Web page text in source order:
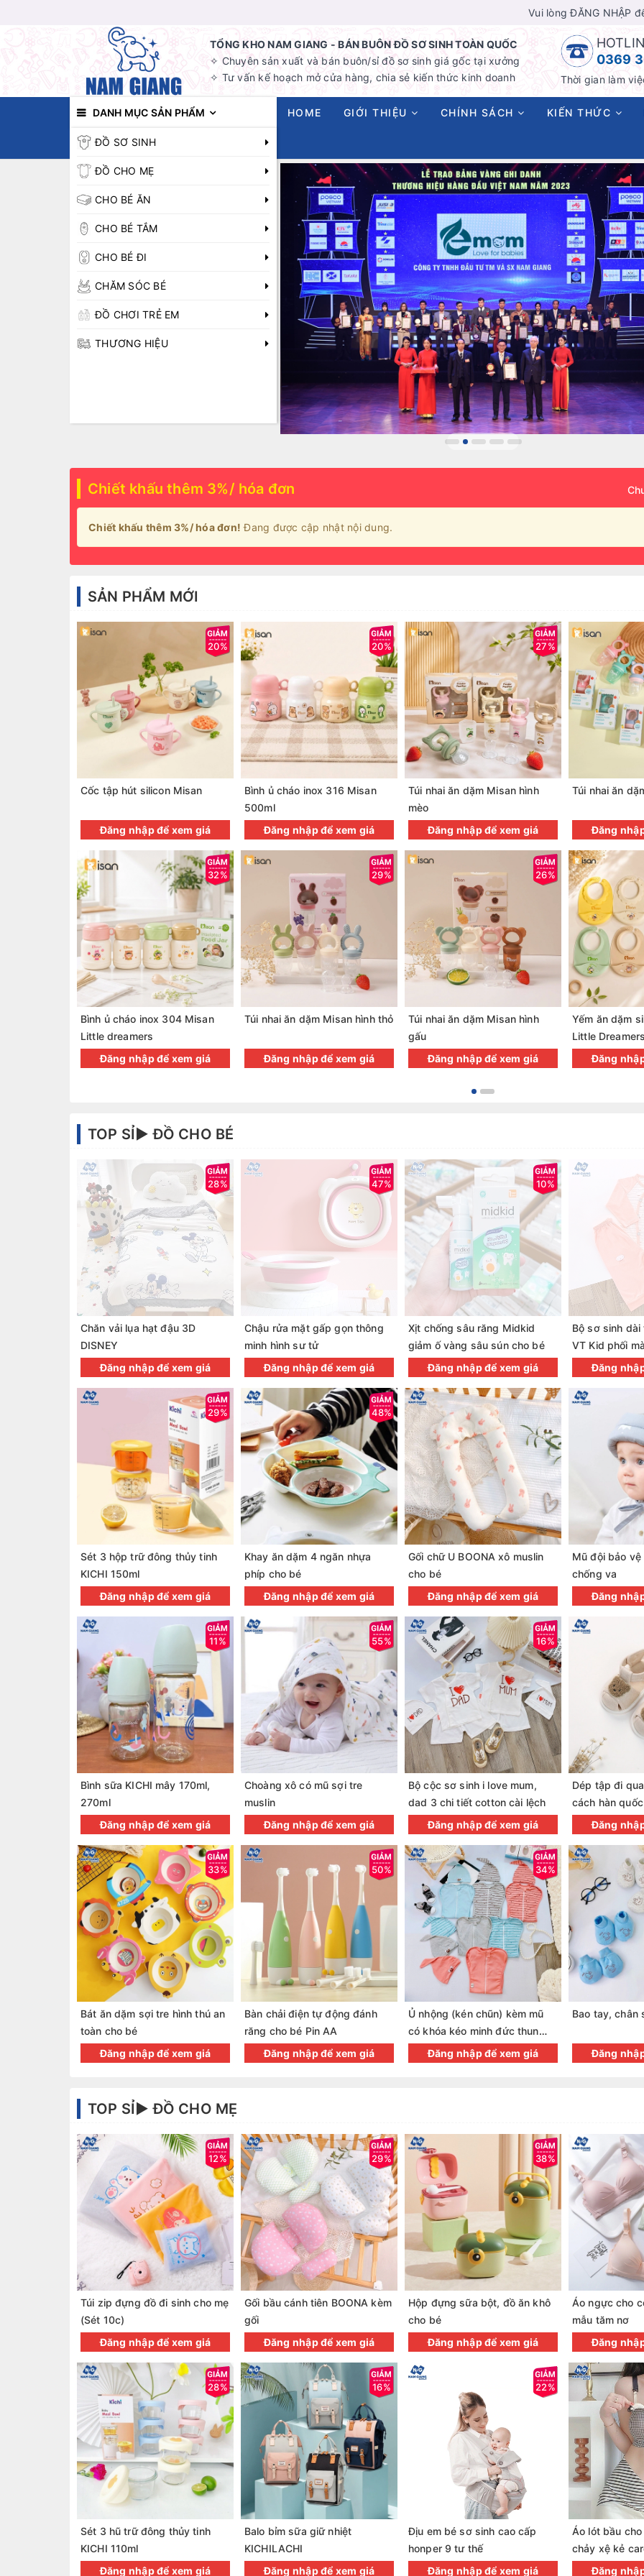
Vui lòng ĐĂNG NHẬP
TỔNG KHO NAM GIANG - BÁN BUÔN ĐỒ SƠ SINH TOÀN QUỐC
✧ Chuyên sản xuất và bán buôn/sỉ đồ sơ sinh giá gốc tại xưởng
✧ Tư vấn kế hoạch mở cửa hàng, chia sẻ kiến thức kinh doanh
0369
Thời gian làm
DANH MỤC SẢN PHẨM
ĐỒ SƠ SINH
ĐỒ CHO MẸ
CHO BÉ ĂN
CHO BÉ TẮM
CHO BÉ ĐI
CHĂM SÓC BÉ
ĐỒ CHƠI TRẺ EM
THƯƠNG HIỆU
HOME GIỚI THIỆU CHÍNH SÁCH KIẾN THỨC
Chiết khấu thêm 3%/ hóa đơn
Chiết khấu thêm 3%/ hóa đơn! Đang được cập nhật nội dung.
SẢN PHẨM MỚI
20%
Cốc tập hút silicon Misan
Đăng nhập để xem giá
32%
Bình ủ cháo inox 304 Misan
Little dreamers
Đăng nhập để xem giá
20%
Bình ủ cháo inox 316 Misan
500ml
Đăng nhập để xem giá
29%
Túi nhai ăn dặm Misan hình thỏ
Đăng nhập để xem giá
27%
Túi nhai ăn dặm Misan hình
mèo
Đăng nhập để xem giá
26%
Túi nhai ăn dặm Misan hình
gấu
Đăng nhập để xem giá
Túi nhai ăn
Đăng
Yếm ăn dặm
Little Dreamers
Đăng
TOP SỈ► ĐỒ CHO BÉ
28%
Chăn vải lụa hạt đậu 3D
DISNEY
Đăng nhập để xem giá
29%
Sét 3 hộp trữ đông thủy tinh
KICHI 150ml
Đăng nhập để xem giá
11%
Bình sữa KICHI mây 170ml,
270ml
Đăng nhập để xem giá
33%
Bát ăn dặm sợi tre hình thú an
toàn cho bé
Đăng nhập để xem giá
47%
Chậu rửa mặt gấp gọn thông
minh hình sư tử
Đăng nhập để xem giá
48%
Khay ăn dặm 4 ngăn nhựa
phíp cho bé
Đăng nhập để xem giá
55%
Choàng xô có mũ sợi tre
muslin
Đăng nhập để xem giá
50%
Bàn chải điện tự động đánh
răng cho bé Pin AA
Đăng nhập để xem giá
10%
Xịt chống sâu răng Midkid
giảm ố vàng sâu sún cho bé
Đăng nhập để xem giá
Gối chữ U BOONA xô muslin
cho bé
Đăng nhập để xem giá
16%
Bộ cộc sơ sinh i love mum,
dad 3 chi tiết cotton cài lệch
Đăng nhập để xem giá
34%
Ủ nhộng (kén chũn) kèm mũ
có khóa kéo minh đức thun
lạnhĐăng nhập để xem giá
Bộ sơ sinh
VT Kid phối
Đăng
Mũ đội bảo
chống va
Đăng
Dép tập đi
cách hàn quốc
Đăng
Bao tay, chân
Đăng
TOP SỈ► ĐỒ CHO MẸ
12%
Túi zip đựng đồ đi sinh cho mẹ
(Sét 10c)
Đăng nhập để xem giá
28%
Sét 3 hũ trữ đông thủy tinh
KICHI 110ml
Đăng nhập để xem giá
29%
Gối bầu cánh tiên BOONA kèm
gối
Đăng nhập để xem giá
16%
Balo bỉm sữa giữ nhiệt
KICHILACHI
Đăng nhập để xem giá
38%
Hộp đựng sữa bột, đồ ăn khô
cho bé
Đăng nhập để xem giá
22%
Địu em bé sơ sinh cao cấp
honper 9 tư thế
Đăng nhập để xem giá
Áo ngực cho
mẫu tăm nơ
Đăng
Áo lót bầu
chảy xệ kẻ
Đăng